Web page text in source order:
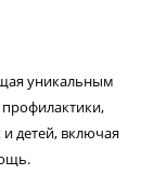
уникальным
детей, включая